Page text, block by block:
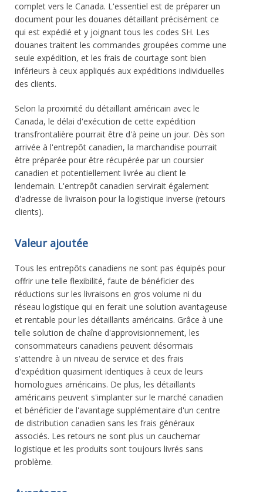
complet vers le Canada. L'essentiel est de préparer un
document pour les douanes détaillant précisément ce
qui est expédié et y joignant tous les codes SH. Les
douanes traitent les commandes groupées comme une
seule expédition, et les frais de courtage sont bien
inférieurs à ceux appliqués aux expéditions individuelles
des clients.
Selon la proximité du détaillant américain avec le
Canada, le délai d'exécution de cette expédition
transfrontalière pourrait être d'à peine un jour. Dès son
arrivée à l'entrepôt canadien, la marchandise pourrait
être préparée pour être récupérée par un coursier
canadien et potentiellement livrée au client le
lendemain. L'entrepôt canadien servirait également
d'adresse de livraison pour la logistique inverse (retours
clients).
Valeur ajoutée
Tous les entrepôts canadiens ne sont pas équipés pour
offrir une telle flexibilité, faute de bénéficier des
réductions sur les livraisons en gros volume ni du
réseau logistique qui en ferait une solution avantageuse
et rentable pour les détaillants américains. Grâce à une
telle solution de chaîne d'approvisionnement, les
consommateurs canadiens peuvent désormais
s'attendre à un niveau de service et des frais
d'expédition quasiment identiques à ceux de leurs
homologues américains. De plus, les détaillants
américains peuvent s'implanter sur le marché canadien
et bénéficier de l'avantage supplémentaire d'un centre
de distribution canadien sans les frais généraux
associés. Les retours ne sont plus un cauchemar
logistique et les produits sont toujours livrés sans
problème.